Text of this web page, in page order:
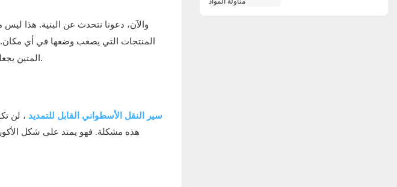
والآن، دعونا نتحدث عن البنية. هذا
المنتجات التي يصعب وضعها في أي مكان.
المتين يجعله قادرًا على أداء المهمة، ويضمن انتقال البضائع بسلاسة من نقطة البداية إلى نقطة النهاية دون أي مشاكل.
سير النقل الأسطواني القابل للتمديد ، لن
هذه مشكلة. فهو يمتد على شكل